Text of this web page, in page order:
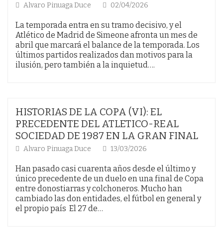
Alvaro Pinuaga Duce 02/04/2026
La temporada entra en su tramo decisivo, y el
Atlético de Madrid de Simeone afronta un mes de
abril que marcará el balance de la temporada. Los
últimos partidos realizados dan motivos para la
ilusión, pero también a la inquietud….
HISTORIAS DE LA COPA (VI): EL
PRECEDENTE DEL ATLETICO-REAL
SOCIEDAD DE 1987 EN LA GRAN FINAL
Alvaro Pinuaga Duce 13/03/2026
Han pasado casi cuarenta años desde el último y
único precedente de un duelo en una final de Copa
entre donostiarras y colchoneros. Mucho han
cambiado las don entidades, el fútbol en general y
el propio país El 27 de…